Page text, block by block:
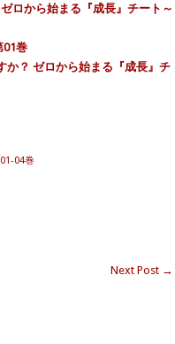
ロから始まる『成長』チート～
01巻
か？ ゼロから始まる『成長』チ
04巻
Next Post →